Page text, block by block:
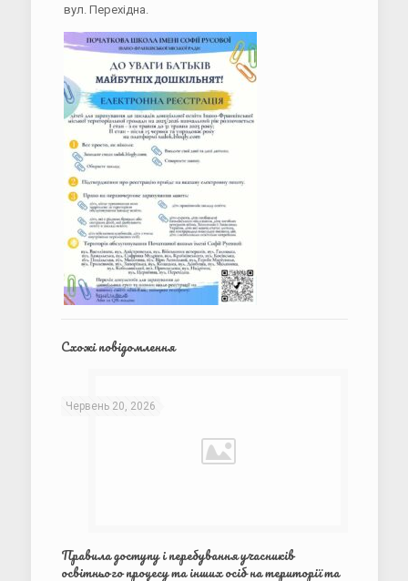
вул. Перехідна.
Схожі повідомлення
Червень 20, 2026
Правила доступу і перебування учасників
освітнього процесу та інших осіб на території та